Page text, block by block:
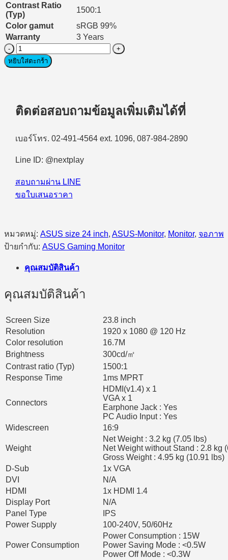
Contrast Ratio
(Typ)
1500:1
Color gamut
sRGB 99%
Warranty
3 Years
จำนวน
Monitor
Gaming
จอ
VA249HG
Care
FHD
120Hz
หยิบใส่ตะกร้า
ติดต่อสอบถามข้อมูลเพิ่มเติมได้ที่
เบอร์โทร. 02-491-4564 ext. 1096, 087-984-2890
Line ID: @nextplay
สอบถามผ่าน LINE
ขอใบเสนอราคา
หมวดหมู่: ASUS size 24 inch, ASUS-Monitor, Monitor, จอภาพ
ป้ายกำกับ: ASUS Gaming Monitor
คุณสมบัติสินค้า
คุณสมบัติสินค้า
Screen Size
23.8 inch
Resolution
1920 x 1080 @ 120 Hz
Color resolution
16.7M
Brightness
300cd/㎡
Contrast ratio (Typ)
1500:1
Response Time
1ms MPRT
Connectors
HDMI(v1.4) x 1
VGA x 1
Earphone Jack : Yes
PC Audio Input : Yes
Widescreen
16:9
Weight
Net Weight : 3.2 kg (7.05 lbs)
Net Weight without Stand : 2.8 kg
Gross Weight : 4.95 kg (10.91 lbs)
D-Sub
1x VGA
DVI
N/A
HDMI
1x HDMI 1.4
Display Port
N/A
Panel Type
IPS
Power Supply
100-240V, 50/60Hz
Power Consumption
Power Consumption : 15W
Power Saving Mode : <0.5W
Power Off Mode : <0.3W